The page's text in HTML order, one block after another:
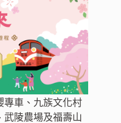
專車、九族文化村
武陵農場及福壽山